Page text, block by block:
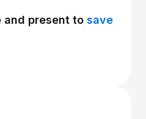
and present to save